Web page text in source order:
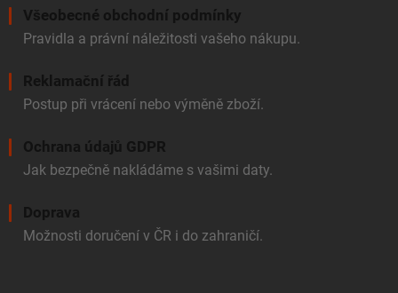
Všeobecné obchodní podmínky
Pravidla a právní náležitosti vašeho nákupu.
Reklamační řád
Postup při vrácení nebo výměně zboží.
Ochrana údajů GDPR
Jak bezpečně nakládáme s vašimi daty.
Doprava
Možnosti doručení v ČR i do zahraničí.